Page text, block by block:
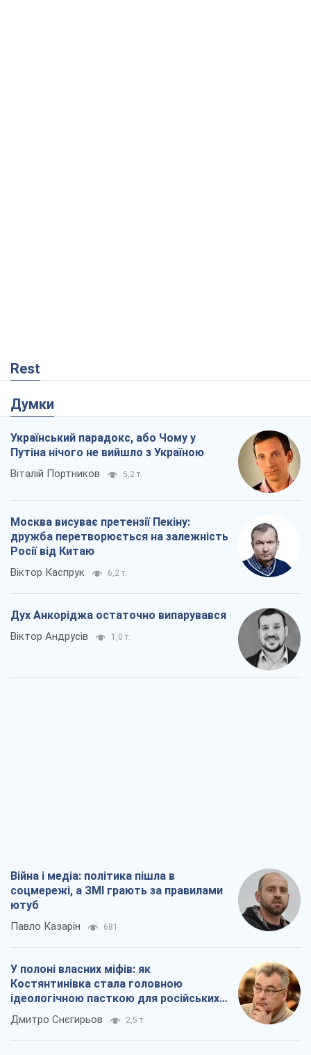
Rest
Думки
Український парадокс, або Чому у
Путіна нічого не вийшло з Україною
Віталій Портников 5,2 т.
Москва висуває претензії Пекіну:
дружба перетворюється на залежність
Росії від Китаю
Віктор Каспрук 6,2 т.
Дух Анкоріджа остаточно випарувався
Віктор Андрусів 1,0 т.
Війна і медіа: політика пішла в
соцмережі, а ЗМІ грають за правилами
ютуб
Павло Казарін 681
У полоні власних міфів: як
Костянтинівка стала головною
ідеологічною пасткою для російських
окупантів
Дмитро Снєгирьов 2,5 т.